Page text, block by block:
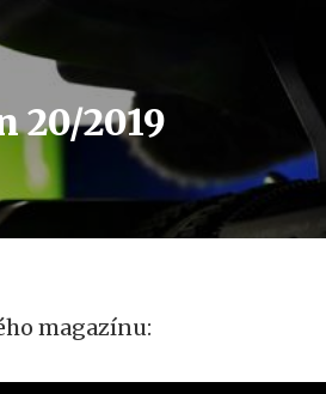
20/2019
magazínu: